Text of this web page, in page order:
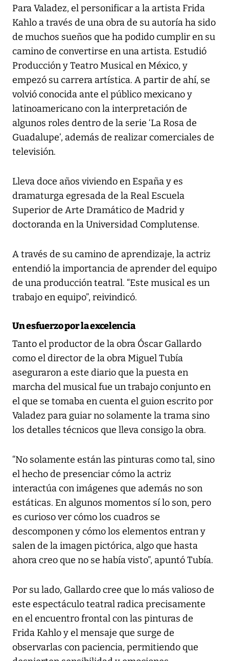
Para Valadez, el personificar a la artista Frida
Kahlo a través de una obra de su autoría ha sido
de muchos sueños que ha podido cumplir en su
camino de convertirse en una artista. Estudió
Producción y Teatro Musical en México, y
empezó su carrera artística. A partir de ahí, se
volvió conocida ante el público mexicano y
latinoamericano con la interpretación de
algunos roles dentro de la serie ‘La Rosa de
Guadalupe’, además de realizar comerciales de
televisión.
Lleva doce años viviendo en España y es
dramaturga egresada de la Real Escuela
Superior de Arte Dramático de Madrid y
doctoranda en la Universidad Complutense.
A través de su camino de aprendizaje, la actriz
entendió la importancia de aprender del equipo
de una producción teatral. “Este musical es un
trabajo en equipo”, reivindicó.
Un esfuerzo por la excelencia
Tanto el productor de la obra Óscar Gallardo
como el director de la obra Miguel Tubía
aseguraron a este diario que la puesta en
marcha del musical fue un trabajo conjunto en
el que se tomaba en cuenta el guion escrito por
Valadez para guiar no solamente la trama sino
los detalles técnicos que lleva consigo la obra.
“No solamente están las pinturas como tal, sino
el hecho de presenciar cómo la actriz
interactúa con imágenes que además no son
estáticas. En algunos momentos sí lo son, pero
es curioso ver cómo los cuadros se
descomponen y cómo los elementos entran y
salen de la imagen pictórica, algo que hasta
ahora creo que no se había visto”, apuntó Tubía.
Por su lado, Gallardo cree que lo más valioso de
este espectáculo teatral radica precisamente
en el encuentro frontal con las pinturas de
Frida Kahlo y el mensaje que surge de
observarlas con paciencia, permitiendo que